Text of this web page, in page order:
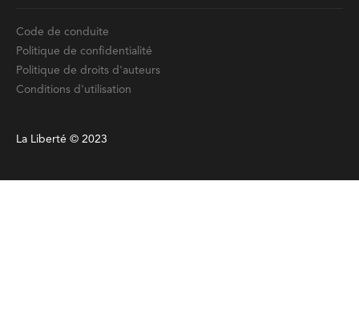
Code de conduite
Politique de confidentialité
Politique de droits d'auteurs
Conditions d'utilisation
La Liberté © 2023